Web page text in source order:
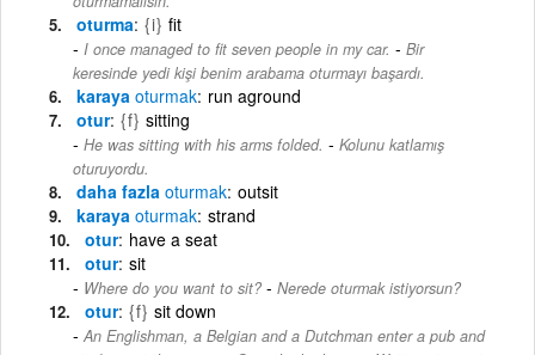
oturma {i} fit
I once managed to fit seven people in my car. - Bir
keresinde yedi kişi benim arabama oturmayı başardı.
karaya oturmak run aground
otur {f} sitting
He was sitting with his arms folded. - Kolunu katlamış
oturuyordu.
daha fazla oturmak outsit
karaya oturmak strand
otur have a seat
otur sit
Where do you want to sit? - Nerede oturmak istiyorsun?
otur {f} sit down
An Englishman, a Belgian and a Dutchman enter a pub and